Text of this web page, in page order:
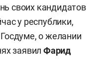
своих кандидатов
у республики,
о желании
заявил Фарид